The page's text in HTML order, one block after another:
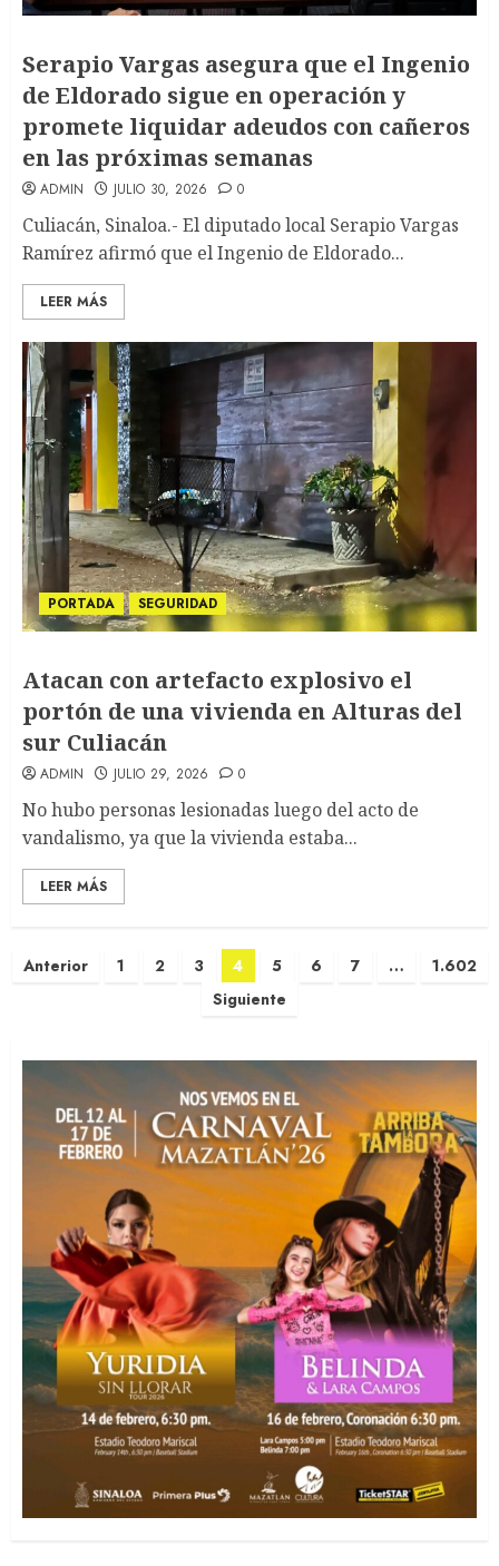
Serapio Vargas asegura que el Ingenio
de Eldorado sigue en operación y
promete liquidar adeudos con cañeros
en las próximas semanas
ADMIN JULIO 30, 2026 0
Culiacán, Sinaloa.- El diputado local Serapio Vargas
Ramírez afirmó que el Ingenio de Eldorado...
LEER MÁS
PORTADA SEGURIDAD
Atacan con artefacto explosivo el
portón de una vivienda en Alturas del
sur Culiacán
ADMIN JULIO 29, 2026 0
No hubo personas lesionadas luego del acto de
vandalismo, ya que la vivienda estaba...
LEER MÁS
Paginación
Anterior 1 2 3 4 5 6 7 …
1.602
Siguiente